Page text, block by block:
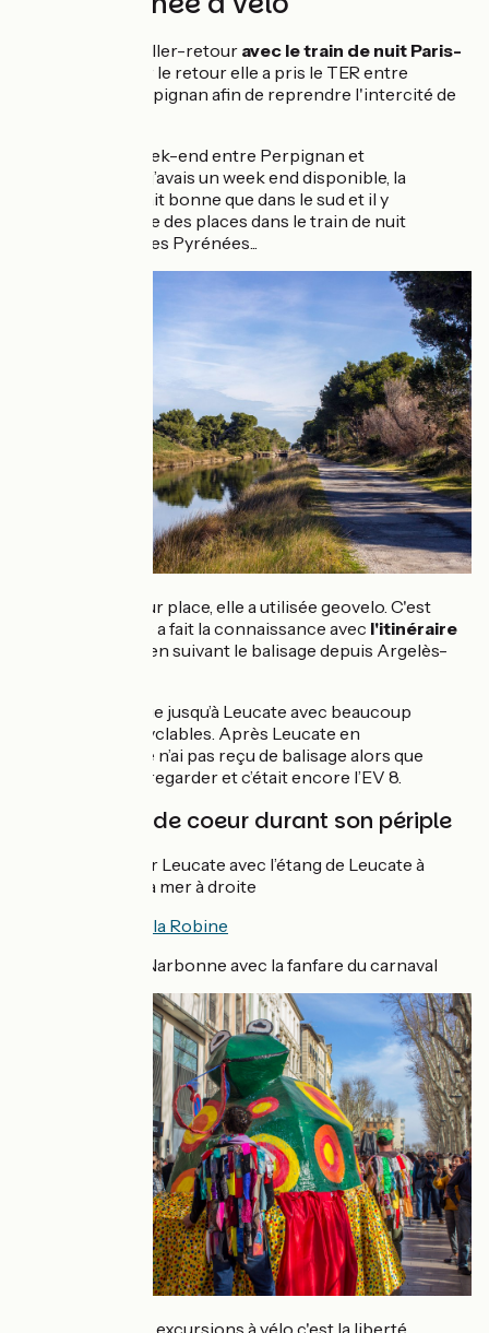
Florence a fait l'aller-retour avec le train de nuit Paris-
. Pour le retour elle a pris le TER entre
Narbonne et Perpignan afin de reprendre l'intercité de
Pour ce week-end entre Perpignan et
Narbonne, j’avais un week end disponible, la
météo n’était bonne que dans le sud et il y
avait encore des places dans le train de nuit
allant vers les Pyrénées...
Pour se guider sur place, elle a utilisée geovelo. C'est
comme ça qu'elle a fait la connaissance avec l'itinéraire
en suivant le balisage depuis Argelès-
Bon balisage jusqu’à Leucate avec beaucoup
de pistes cyclables. Après Leucate en
revanche je n’ai pas reçu de balisage alors que
je viens de regarder et c’était encore l’EV 8.
Ses 3 coups de coeur durant son périple
L’arrivée sur Leucate avec l’étang de Leucate à
gauche et la mer à droite
Le canal de la Robine
L’arrivée à Narbonne avec la fanfare du carnaval